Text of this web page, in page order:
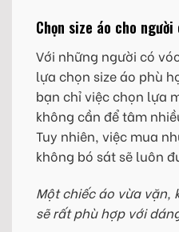
Chọn size áo cho
Với những người có
lựa chọn size áo phù
bạn chỉ việc chọn lựa
không cần để tâm
Tuy nhiên, việc mua
không bó sát sẽ luôn
Một chiếc áo vừa vặn,
sẽ rất phù hợp với